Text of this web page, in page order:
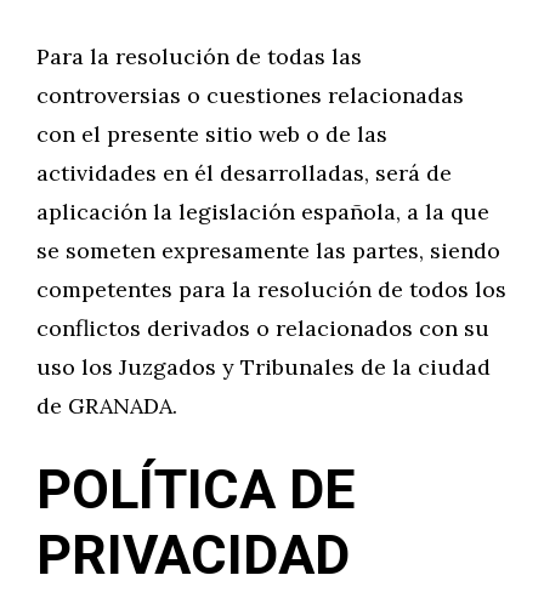
Para la resolución de todas las
controversias o cuestiones relacionadas
con el presente sitio web o de las
actividades en él desarrolladas, será de
aplicación la legislación española, a la que
se someten expresamente las partes, siendo
competentes para la resolución de todos los
conflictos derivados o relacionados con su
uso los Juzgados y Tribunales de la ciudad
de GRANADA.
POLÍTICA DE
PRIVACIDAD